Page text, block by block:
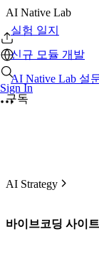
Sign In
AI Native Lab
실험 일지
신규 모듈 개발
AI Native Lab 설
구독
AI Strategy
바이브코딩 사이